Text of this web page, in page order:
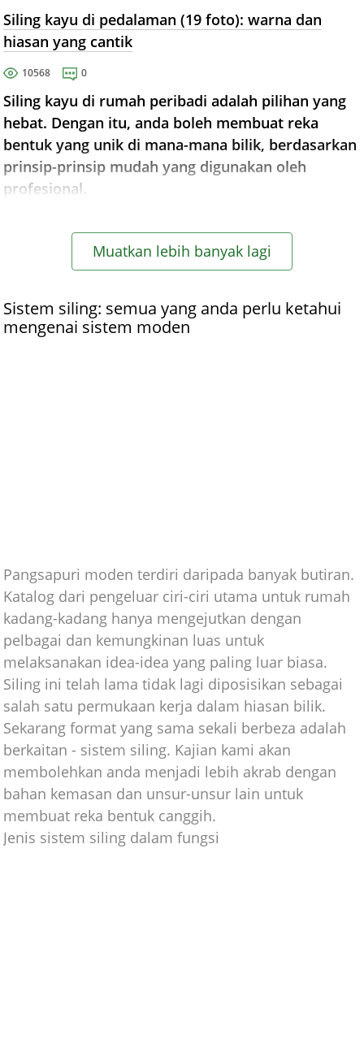
Siling kayu di pedalaman (19 foto): warna dan
hiasan yang cantik
10568 0
Siling kayu di rumah peribadi adalah pilihan yang
hebat. Dengan itu, anda boleh membuat reka
bentuk yang unik di mana-mana bilik, berdasarkan
prinsip-prinsip mudah yang digunakan oleh
profesional.
Muatkan lebih banyak lagi
Sistem siling: semua yang anda perlu ketahui
mengenai sistem moden
Pangsapuri moden terdiri daripada banyak butiran.
Katalog dari pengeluar ciri-ciri utama untuk rumah
kadang-kadang hanya mengejutkan dengan
pelbagai dan kemungkinan luas untuk
melaksanakan idea-idea yang paling luar biasa.
Siling ini telah lama tidak lagi diposisikan sebagai
salah satu permukaan kerja dalam hiasan bilik.
Sekarang format yang sama sekali berbeza adalah
berkaitan - sistem siling. Kajian kami akan
membolehkan anda menjadi lebih akrab dengan
bahan kemasan dan unsur-unsur lain untuk
membuat reka bentuk canggih.
Jenis sistem siling dalam fungsi